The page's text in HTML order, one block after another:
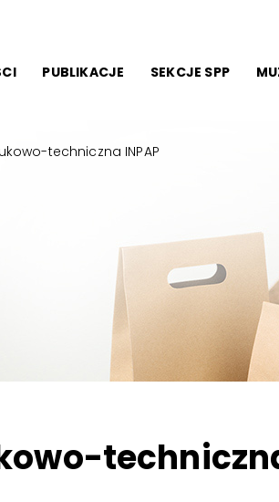
PUBLIKACJE SEKCJE SPP
techniczna INPAP